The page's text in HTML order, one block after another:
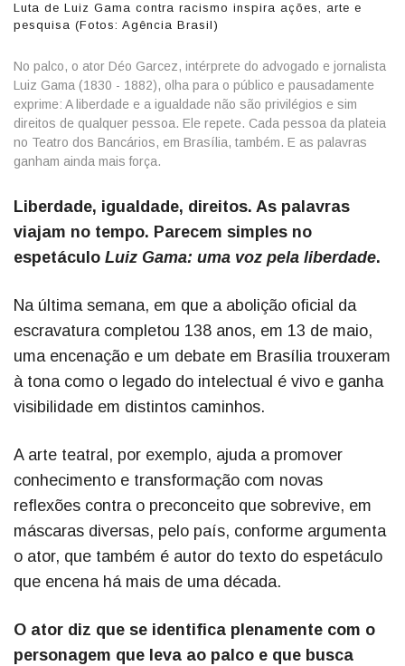
Luta de Luiz Gama contra racismo inspira ações, arte e
pesquisa (Fotos: Agência Brasil)
No palco, o ator Déo Garcez, intérprete do advogado e jornalista
Luiz Gama (1830 - 1882), olha para o público e pausadamente
exprime: A liberdade e a igualdade não são privilégios e sim
direitos de qualquer pessoa. Ele repete. Cada pessoa da plateia
no Teatro dos Bancários, em Brasília, também. E as palavras
ganham ainda mais força.
Liberdade, igualdade, direitos. As palavras
viajam no tempo. Parecem simples no
espetáculo Luiz Gama: uma voz pela liberdade.
Na última semana, em que a abolição oficial da
escravatura completou 138 anos, em 13 de maio,
uma encenação e um debate em Brasília trouxeram
à tona como o legado do intelectual é vivo e ganha
visibilidade em distintos caminhos.
A arte teatral, por exemplo, ajuda a promover
conhecimento e transformação com novas
reflexões contra o preconceito que sobrevive, em
máscaras diversas, pelo país, conforme argumenta
o ator, que também é autor do texto do espetáculo
que encena há mais de uma década.
O ator diz que se identifica plenamente com o
personagem que leva ao palco e que busca